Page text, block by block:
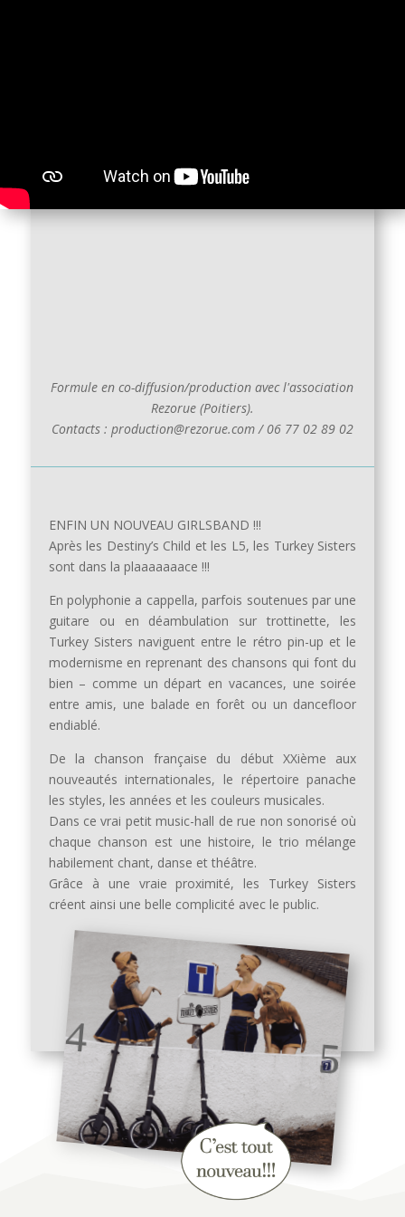
Formule en co-diffusion/production avec l'association
Rezorue (Poitiers).
Contacts : production@rezorue.com / 06 77 02 89 02
ENFIN UN NOUVEAU GIRLSBAND !!!
Après les Destiny’s Child et les L5, les Turkey Sisters
sont dans la plaaaaaaace !!!
En polyphonie a cappella, parfois soutenues par une
guitare ou en déambulation sur trottinette, les
Turkey Sisters naviguent entre le rétro pin-up et le
modernisme en reprenant des chansons qui font du
bien – comme un départ en vacances, une soirée
entre amis, une balade en forêt ou un dancefloor
endiablé.
De la chanson française du début XXième aux
nouveautés internationales, le répertoire panache
les styles, les années et les couleurs musicales.
Dans ce vrai petit music-hall de rue non sonorisé où
chaque chanson est une histoire, le trio mélange
habilement chant, danse et théâtre.
Grâce à une vraie proximité, les Turkey Sisters
créent ainsi une belle complicité avec le public.